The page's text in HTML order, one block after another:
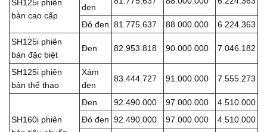
SH125i phiên
bản cao cấp
đen
Đỏ đen 81.775.637 88.000.000
6.224.363
SH125i phiên
bản đặc biệt
Đen 82.953.818 90.000.000 7.046.182
SH125i phiên
bản thể thao
Xám
đen
83.444.727 91.000.000 7.555.273
SH160i phiên
Đen 92.490.000 97.000.000
4.510.000
Đỏ đen 92.490.000 97.000.000 4.510.000